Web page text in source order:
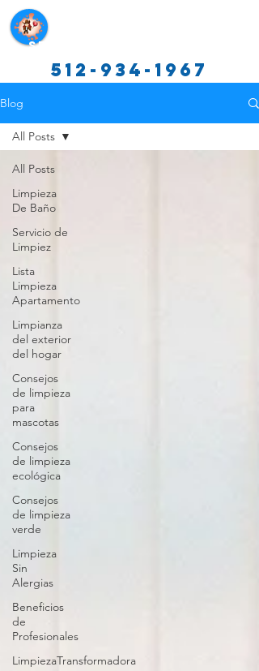
Servicios de limpieza de
512-934-1967
Blog
All Posts
Limpieza
De Baño
Servicio de
Limpiez
Lista
Limpieza
Apartamento
Limpianza
del exterior
del hogar
Consejos
de limpieza
para
mascotas
Consejos
de limpieza
ecológica
Consejos
de limpieza
verde
Limpieza
Sin
Alergias
Beneficios
de
Profesionales
LimpiezaTransformadora
All Posts